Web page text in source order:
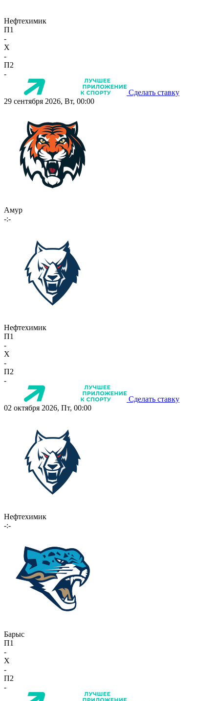
Нефтехимик
П1
-
X
-
П2
-
Сделать ставку
29 сентября 2026, Вт, 00:00
Амур
-:-
Нефтехимик
П1
-
X
-
П2
-
Сделать ставку
02 октября 2026, Пт, 00:00
Нефтехимик
-:-
Барыс
П1
-
X
-
П2
-